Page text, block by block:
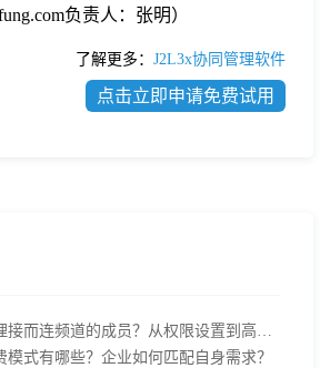
负责人：张明）
了解更多： J2L3x协同管理软件
点击立即申请免费试用
如何轻松管理接而连频道的成员？从权限设置到高效协作全指南
模式有哪些？企业如何匹配自身需求？